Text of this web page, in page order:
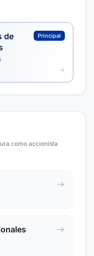
de
Principal
como accionista